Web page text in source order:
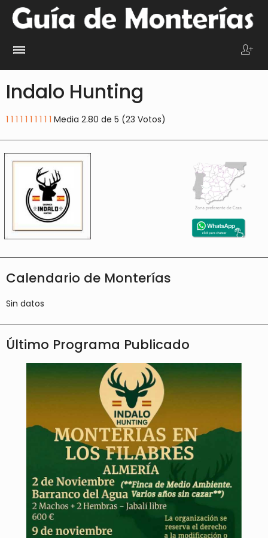
Indalo Hunting
1 1 1 1 1 1 1 1 1 1 Media 2.80 de 5 (23 Votos)
Calendario de Monterías
Sin datos
Último Programa Publicado